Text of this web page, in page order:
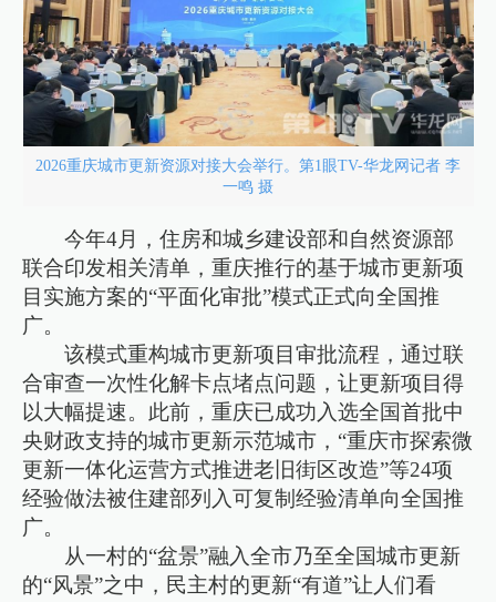
2026重庆城市更新资源对接大会举行。第1眼TV-华龙网记者 李
一鸣 摄
今年4月，住房和城乡建设部和自然资源部
联合印发相关清单，重庆推行的基于城市更新项
目实施方案的“平面化审批”模式正式向全国推
广。
该模式重构城市更新项目审批流程，通过联
合审查一次性化解卡点堵点问题，让更新项目得
以大幅提速。此前，重庆已成功入选全国首批中
央财政支持的城市更新示范城市，“重庆市探索微
更新一体化运营方式推进老旧街区改造”等24项
经验做法被住建部列入可复制经验清单向全国推
广。
从一村的“盆景”融入全市乃至全国城市更新
的“风景”之中，民主村的更新“有道”让人们看